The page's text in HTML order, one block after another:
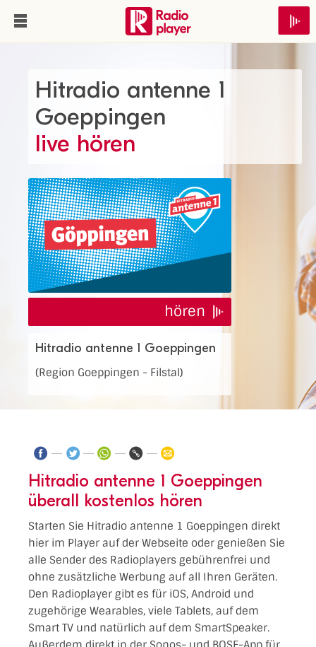
Hitradio antenne 1
Goeppingen
live hören
hören
Hitradio antenne 1 Goeppingen
(Region Goeppingen - Filstal)
Hitradio antenne 1 Goeppingen
überall kostenlos hören
Starten Sie Hitradio antenne 1 Goeppingen direkt
hier im Player auf der Webseite oder genießen Sie
alle Sender des Radioplayers gebührenfrei und
ohne zusätzliche Werbung auf all Ihren Geräten.
Den Radioplayer gibt es für iOS, Android und
zugehörige Wearables, viele Tablets, auf dem
Smart TV und natürlich auf dem SmartSpeaker.